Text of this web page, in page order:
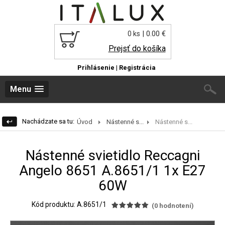
0 ks | 0.00 €
Prejsť do košíka
Prihlásenie | Registrácia
Menu
Nachádzate sa tu: Úvod Nástenné s... Nástenné s...
Nástenné svietidlo Reccagni
Angelo 8651 A.8651/1 1x E27
60W
Kód produktu: A.8651/1 (0hodnotení)